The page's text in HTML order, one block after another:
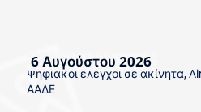
6 Αυγούστου 2026
Ψηφιακοί έλεγχοι σε ακίνητα,
ΑΑΔΕ